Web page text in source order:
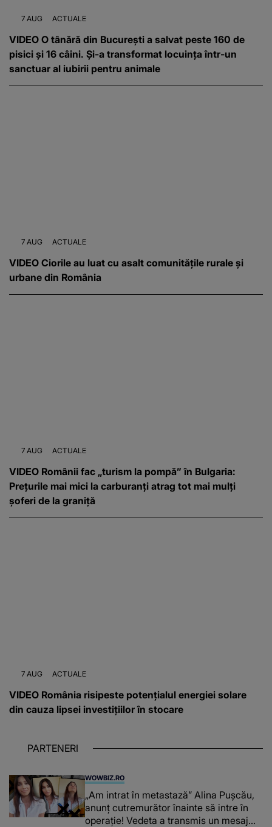
7 AUG ACTUALE
VIDEO O tânără din București a salvat peste 160 de
pisici și 16 câini. Și-a transformat locuința într-un
sanctuar al iubirii pentru animale
7 AUG ACTUALE
VIDEO Ciorile au luat cu asalt comunitățile rurale și
urbane din România
7 AUG ACTUALE
VIDEO Românii fac „turism la pompă” în Bulgaria:
Prețurile mai mici la carburanți atrag tot mai mulți
șoferi de la graniță
7 AUG ACTUALE
VIDEO România risipeste potențialul energiei solare
din cauza lipsei investițiilor în stocare
PARTENERI
WOWBIZ.RO
„Am intrat în metastază” Alina Pușcău,
anunț cutremurător înainte să intre în
operație! Vedeta a transmis un mesaj